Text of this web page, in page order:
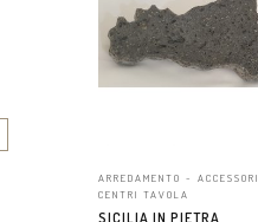
ARREDAMENTO - ACCESSORI
CENTRI TAVOLA
SICILIA IN PIETRA